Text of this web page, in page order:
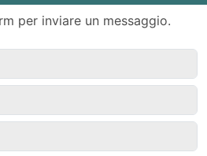
per inviare un messaggio.